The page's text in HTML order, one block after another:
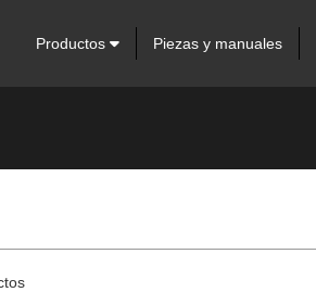
Productos Piezas y manuales